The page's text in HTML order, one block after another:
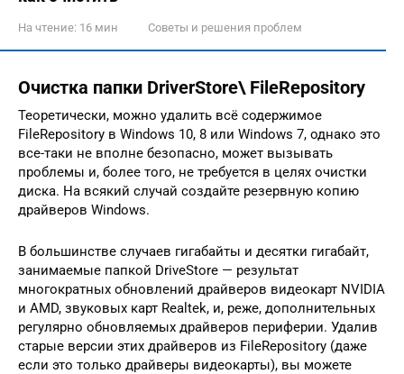
На чтение: 16 мин Советы и решения проблем
Очистка папки DriverStore\ FileRepository
Теоретически, можно удалить всё содержимое
FileRepository в Windows 10, 8 или Windows 7, однако это
все-таки не вполне безопасно, может вызывать
проблемы и, более того, не требуется в целях очистки
диска. На всякий случай создайте резервную копию
драйверов Windows.
В большинстве случаев гигабайты и десятки гигабайт,
занимаемые папкой DriveStore — результат
многократных обновлений драйверов видеокарт NVIDIA
и AMD, звуковых карт Realtek, и, реже, дополнительных
регулярно обновляемых драйверов периферии. Удалив
старые версии этих драйверов из FileRepository (даже
если это только драйверы видеокарты), вы можете